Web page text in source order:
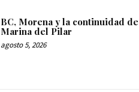
BC, Morena y la continuidad de
Marina del Pilar
agosto 5, 2026